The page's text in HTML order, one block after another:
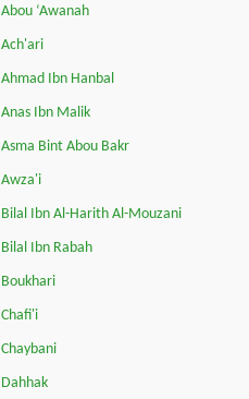
Abou ‘Awanah
Ach'ari
Ahmad Ibn Hanbal
Anas Ibn Malik
Asma Bint Abou Bakr
Awza'i
Bilal Ibn Al-Harith Al-Mouzani
Bilal Ibn Rabah
Boukhari
Chafi'i
Chaybani
Dahhak